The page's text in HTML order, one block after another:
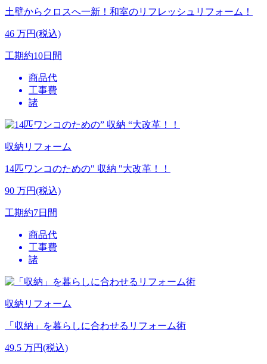
土壁からクロスへ一新！和室のリフレッシュリフォーム！
46 万円(税込)
工期約10日間
商品代
工事費
諸
収納リフォーム
14匹ワンコのための" 収納 "大改革！！
90 万円(税込)
工期約7日間
商品代
工事費
諸
収納リフォーム
「収納」を暮らしに合わせるリフォーム術
49.5 万円(税込)